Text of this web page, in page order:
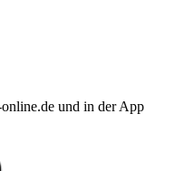
und in der App